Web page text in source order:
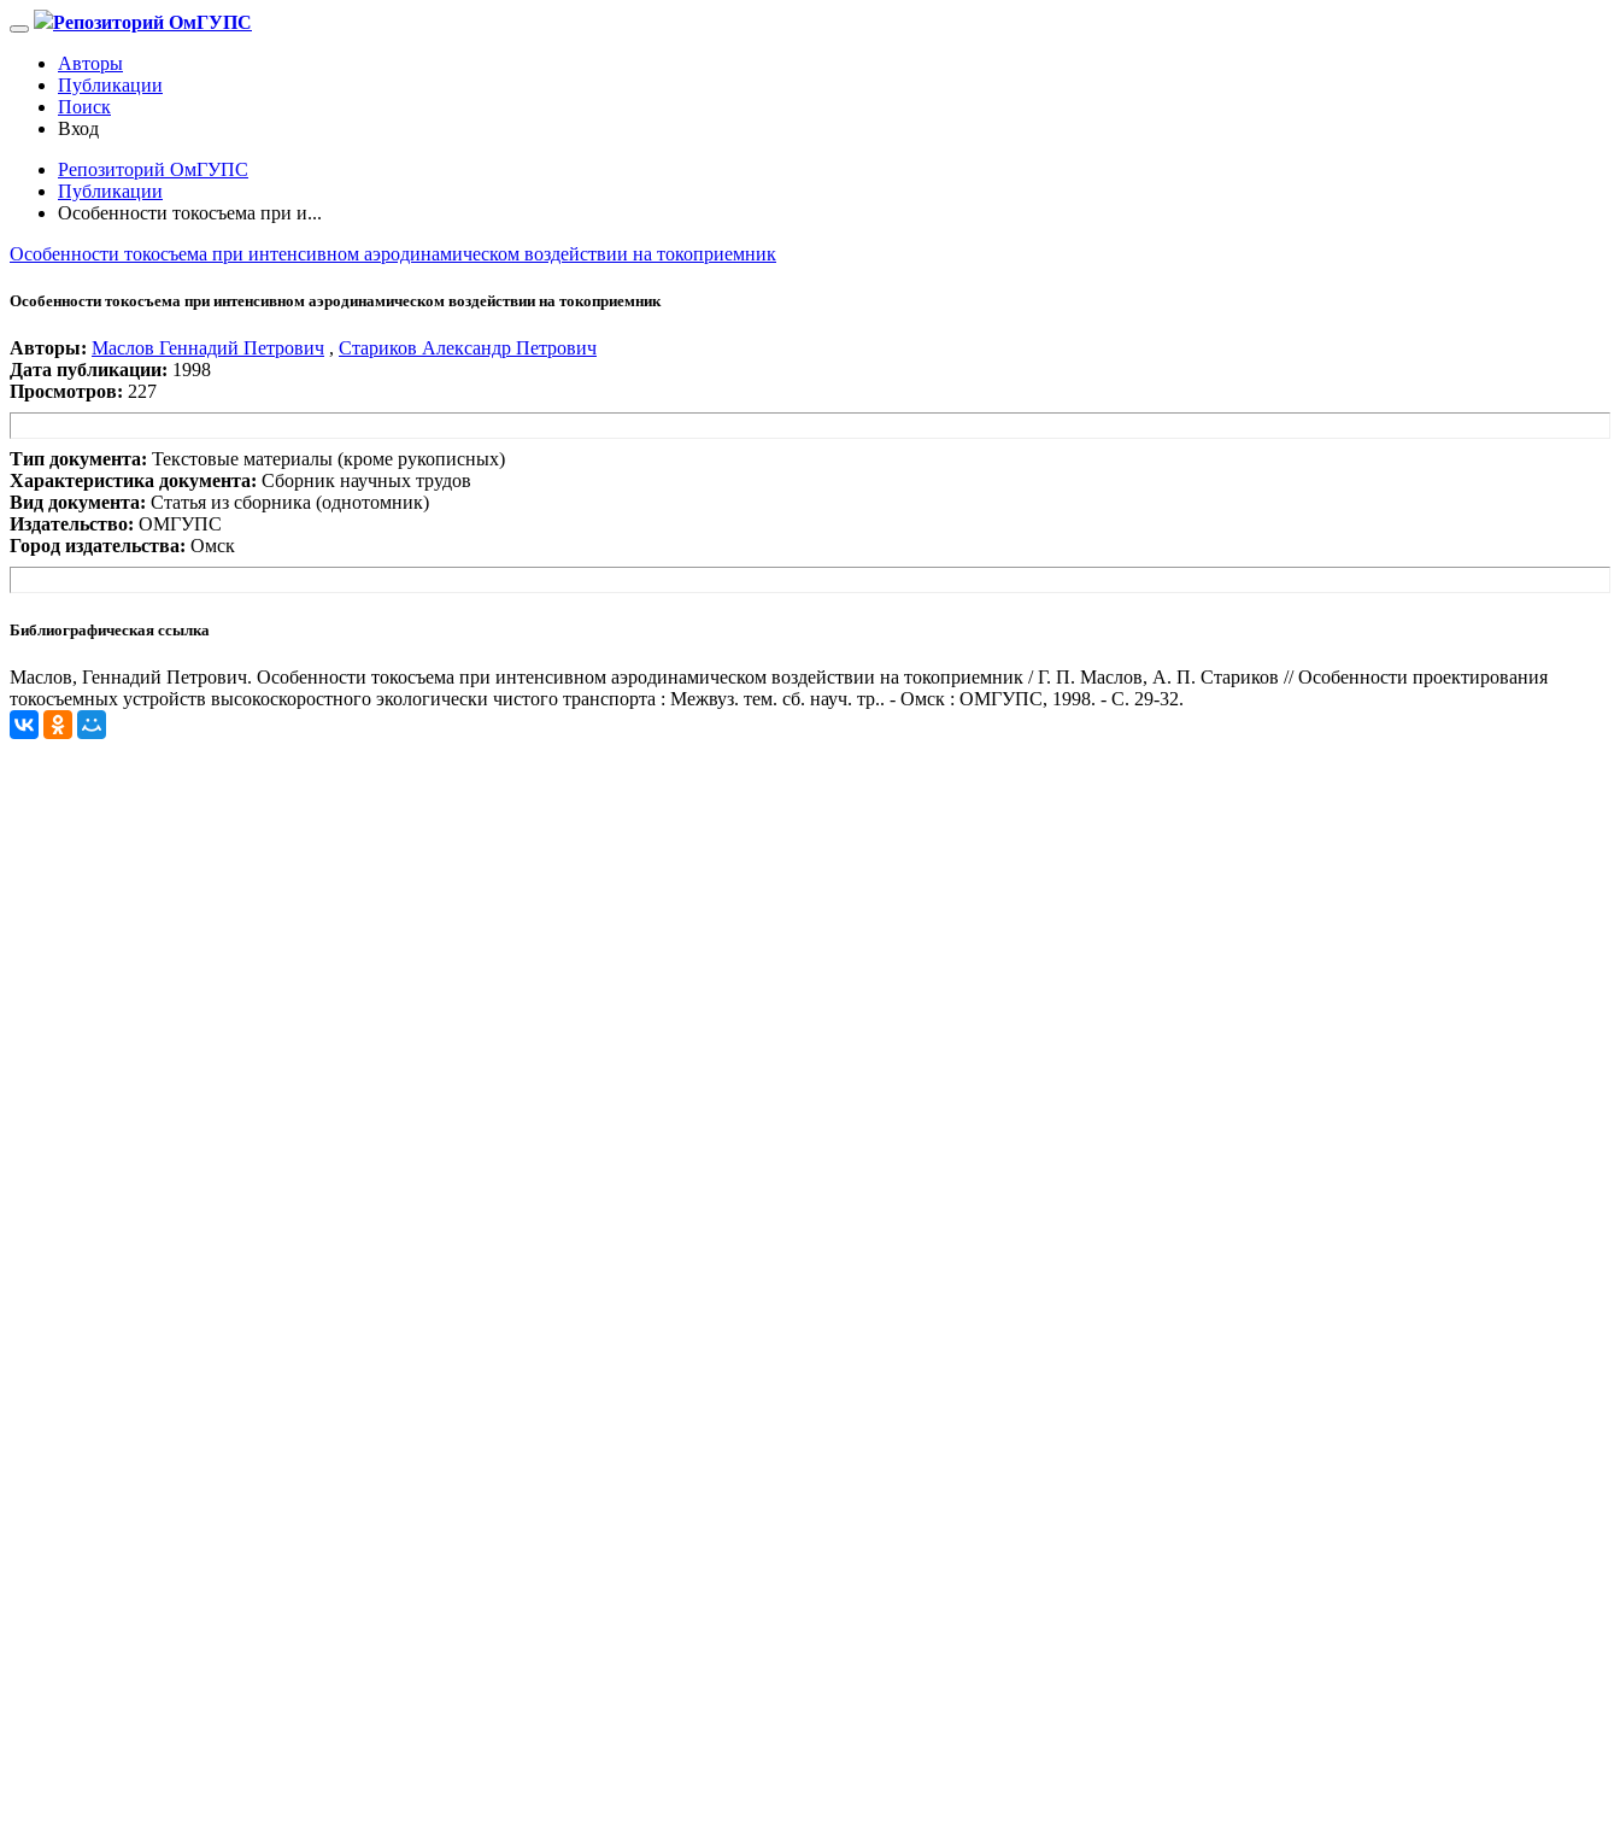
Репозиторий ОмГУПС
Авторы
Публикации
Поиск
Вход
Репозиторий ОмГУПС
Публикации
Особенности токосъема при и...
Особенности токосъема при интенсивном аэродинамическом воздействии на токоприемник
Особенности токосъема при интенсивном аэродинамическом воздействии на токоприемник
Авторы: Маслов Геннадий Петрович , Стариков Александр Петрович
Дата публикации: 1998
Просмотров: 227
Тип документа: Текстовые материалы (кроме рукописных)
Характеристика документа: Сборник научных трудов
Вид документа: Статья из сборника (однотомник)
Издательство: ОМГУПС
Город издательства: Омск
Библиографическая ссылка
Маслов, Геннадий Петрович. Особенности токосъема при интенсивном аэродинамическом воздействии на токоприемник / Г. П. Маслов, А. П. Стариков // Особенности проектирования
токосъемных устройств высокоскоростного экологически чистого транспорта : Межвуз. тем. сб. науч. тр.. - Омск : ОМГУПС, 1998. - С. 29-32.